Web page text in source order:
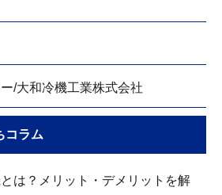
/大和冷機工業株式会社
コラム
は？メリット・デメリットを解